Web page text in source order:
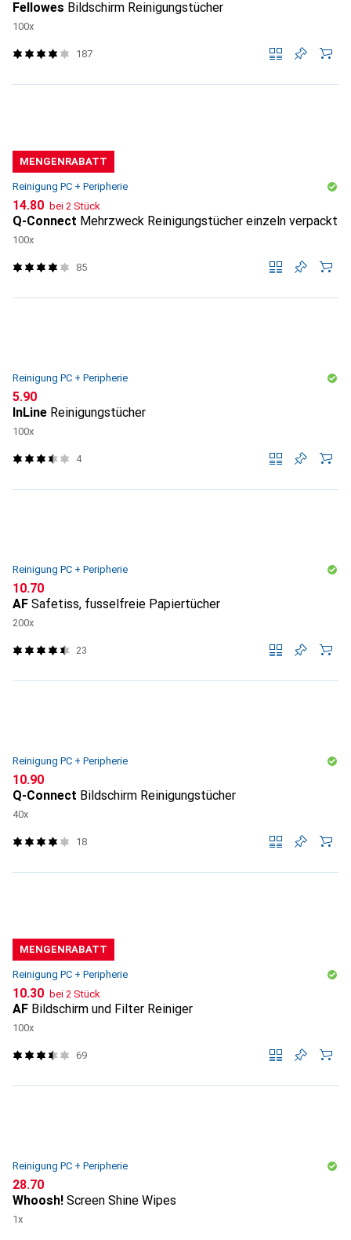
Fellowes Bildschirm Reinigungstücher
100x
187
MENGENRABATT
Reinigung PC + Peripherie
CHF
14.80 bei 2 Stück
Q-Connect Mehrzweck Reinigungstücher einzeln verpackt
100x
85
Reinigung PC + Peripherie
CHF
5.90
InLine Reinigungstücher
100x
4
Reinigung PC + Peripherie
CHF
10.70
AF Safetiss, fusselfreie Papiertücher
200x
23
Reinigung PC + Peripherie
CHF
10.90
Q-Connect Bildschirm Reinigungstücher
40x
18
MENGENRABATT
Reinigung PC + Peripherie
CHF
10.30 bei 2 Stück
AF Bildschirm und Filter Reiniger
100x
69
Reinigung PC + Peripherie
CHF
28.70
Whoosh! Screen Shine Wipes
1x